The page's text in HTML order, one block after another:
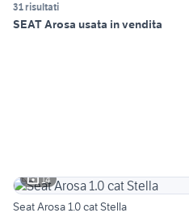
31 risultati
SEAT Arosa usata in vendita
14
Seat Arosa 1.0 cat Stella